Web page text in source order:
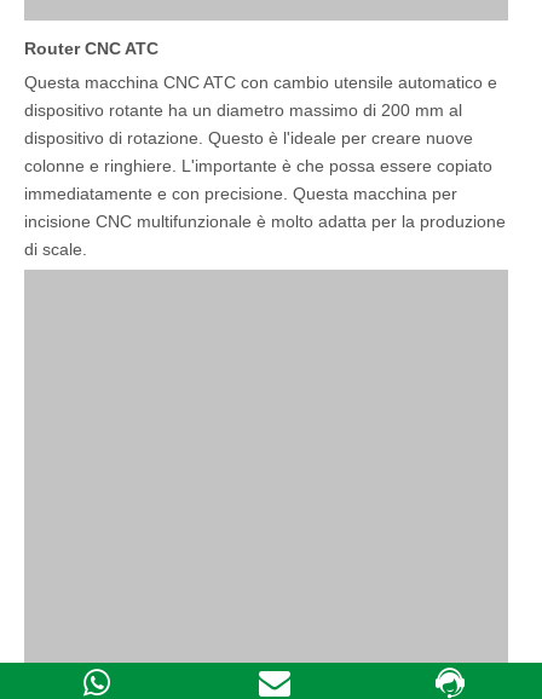
Router CNC ATC
Questa macchina CNC ATC con cambio utensile automatico e
dispositivo rotante ha un diametro massimo di 200 mm al
dispositivo di rotazione. Questo è l'ideale per creare nuove
colonne e ringhiere. L'importante è che possa essere copiato
immediatamente e con precisione. Questa macchina per
incisione CNC multifunzionale è molto adatta per la produzione
di scale.